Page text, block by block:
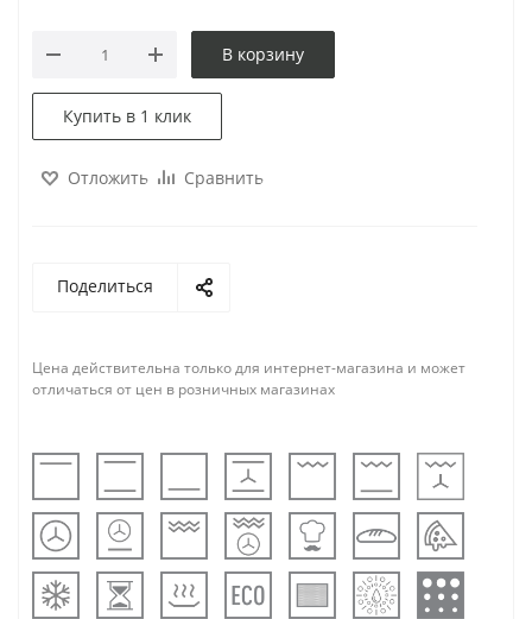
В корзину
Купить в 1 клик
Отложить Сравнить
Поделиться
Цена действительна только для интернет-магазина и может
отличаться от цен в розничных магазинах